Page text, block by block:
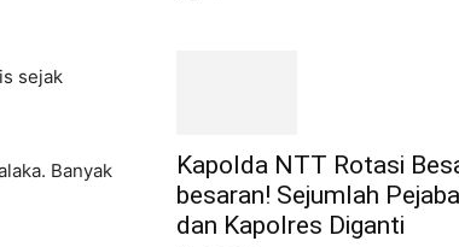
sejak
Banyak
Kapolda NTT Rotasi
besaran! Sejumlah
dan Kapolres Diganti